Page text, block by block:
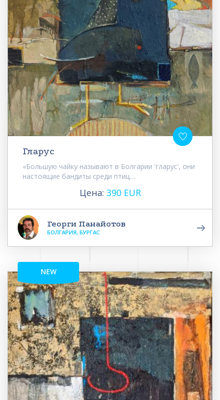
Гларус
«Большую чайку называют в Болгарии 'гларус', они
настоящие бандиты среди птиц....
Цена: 390 EUR
Георги Панайотов
БОЛГАРИЯ, БУРГАС
NEW